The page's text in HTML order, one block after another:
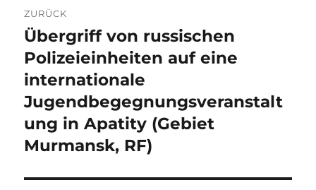
ZURÜCK
Vorheriger
Beitrag:
Übergriff von russischen
Polizeieinheiten auf eine
internationale
Jugendbegegnungsveranstalt
ung in Apatity (Gebiet
Murmansk, RF)